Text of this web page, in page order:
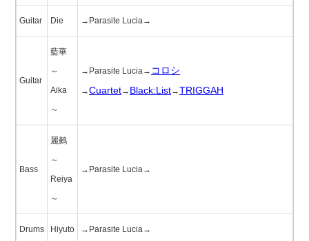
Guitar Die →Parasite Lucia→
Guitar
藍華
～
Aika
～
→Parasite Lucia→ コロシ
→Cuartet→ Black:List→TRIGGAH
Bass
麗鵺
～
Reiya
～
→Parasite Lucia→
Drums Hiyuto →Parasite Lucia→